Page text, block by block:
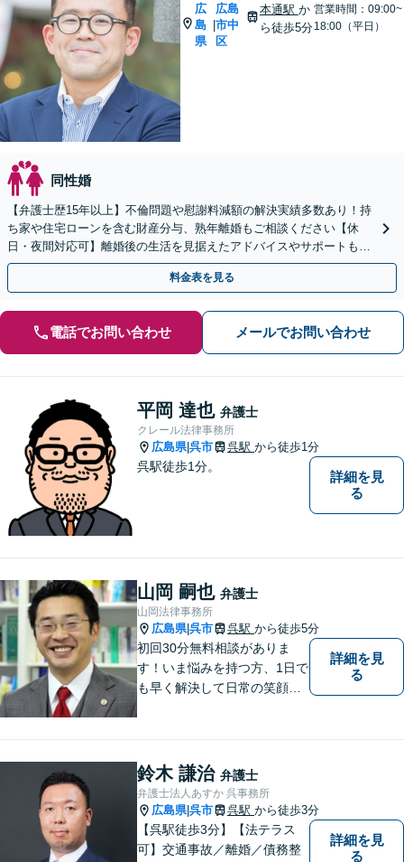
広
島
県
広島
市中
区
本通駅 か
ら徒歩5分
営業時間：09:00~
18:00（平日）
同性婚
【弁護士歴15年以上】不倫問題や慰謝料減額の解決実績多数あり！持
ち家や住宅ローンを含む財産分与、熟年離婚もご相談ください【休
日・夜間対応可】離婚後の生活を見据えたアドバイスやサポートも
【完全個室】【子連れ相談可】【本通駅5分】
料金表を見る
電話でお問い合わせ メールでお問い合わせ
平岡 達也 弁護士
クレール法律事務所
広島県|呉市 呉駅 から徒歩1分
呉駅徒歩1分。
詳細を見
る
山岡 嗣也 弁護士
山岡法律事務所
広島県|呉市 呉駅 から徒歩5分
初回30分無料相談がありま
す！いま悩みを持つ方、1日で
も早く解決して日常の笑顔を
個人様・法人様の問題に幅広
く対応しています。
詳細を見
る
鈴木 謙治 弁護士
弁護士法人あすか 呉事務所
広島県|呉市 呉駅 から徒歩3分
【呉駅徒歩3分】【法テラス
可】交通事故／離婚／債務整
詳細を見
る